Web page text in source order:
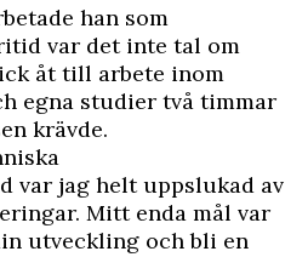
han som
var det inte tal om
åt till arbete inom
egna studier två timmar
krävde.
var jag helt uppslukad av
Mitt enda mål var
utveckling och bli en